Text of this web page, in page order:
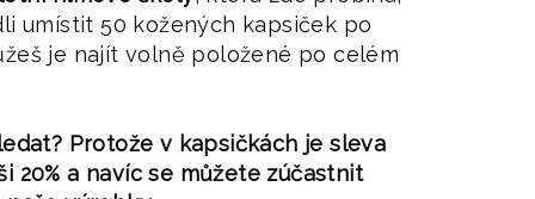
umístit 50 kožených kapsiček po
je najít volně položené po celém
Protože v kapsičkách je sleva
20% a navíc se můžete zúčastnit